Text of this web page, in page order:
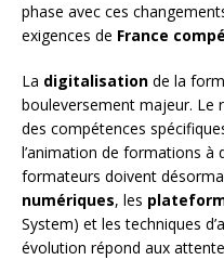
phase avec ces
exigences de France
La digitalisation de la
bouleversement majeur. Le
des compétences
l’animation de formations à
formateurs doivent
numériques, les
System) et les techniques
évolution répond aux